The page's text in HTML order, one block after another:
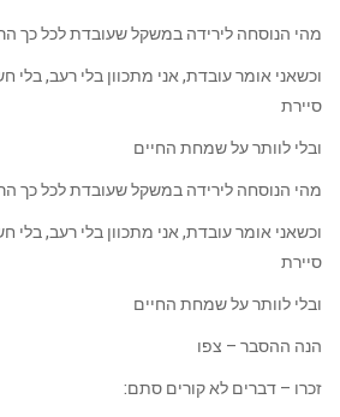
מהי הנוסחה לירידה במשקל שעובדת לכל כך
וכשאני אומר עובדת, אני מתכוון בלי רעב,
סיירת
ובלי לוותר על שמחת החיים
מהי הנוסחה לירידה במשקל שעובדת לכל כך
וכשאני אומר עובדת, אני מתכוון בלי רעב,
סיירת
ובלי לוותר על שמחת החיים
הנה ההסבר – צפו
זכרו – דברים לא קורים סתם: